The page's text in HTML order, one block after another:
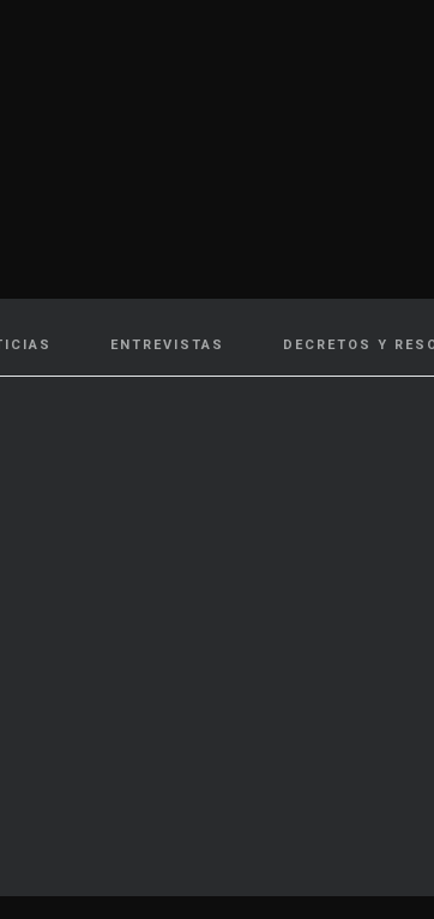
ENTREVISTAS DECRETOS Y